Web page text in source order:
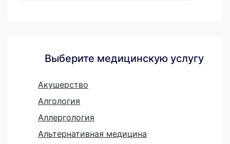
Выберите медицинскую услугу
Акушерство
Алгология
Аллергология
Альтернативная медицина